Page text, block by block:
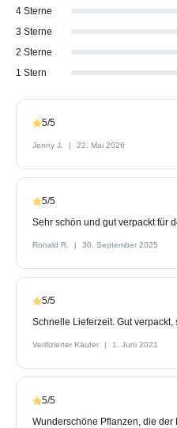
4 Sterne
3 Sterne
2 Sterne
1 Stern
5/5
Jenny J. 22. Mai 2026
5/5
Sehr schön und gut verpackt für
Ronald R. 30. September 2025
5/5
Schnelle Lieferzeit. Gut verpackt,
Verifizierter Käufer 1. Juni 2021
5/5
Wunderschöne Pflanzen, die der